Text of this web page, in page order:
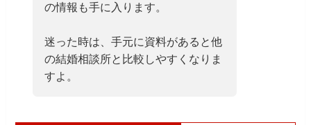
の情報も手に入ります。
迷った時は、手元に資料があると他
の結婚相談所と比較しやすくなりま
すよ。